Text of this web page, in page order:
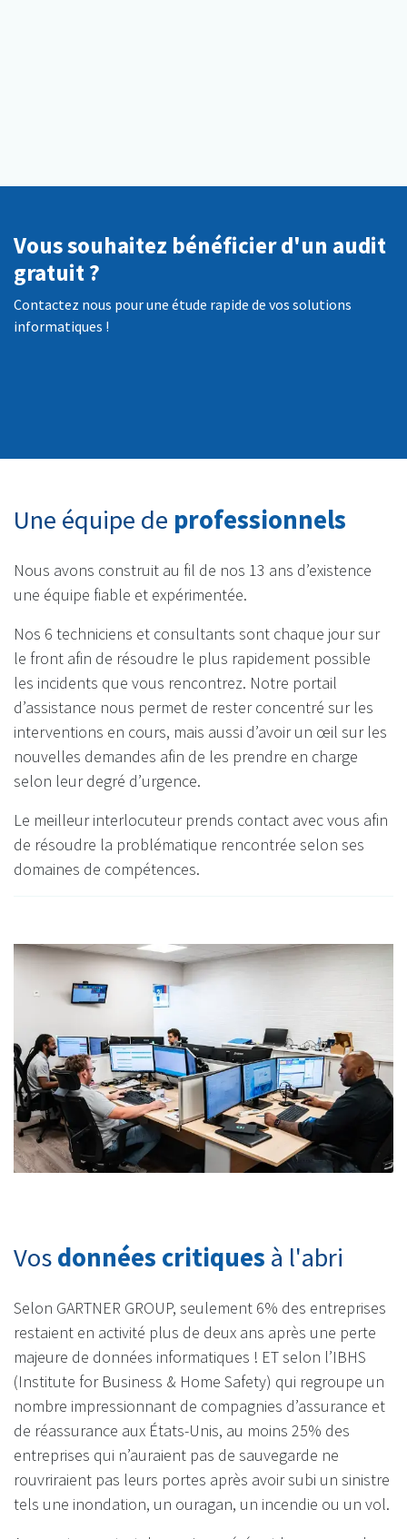
Vous souhaitez bénéficier d'un audit
gratuit ?
Contactez nous pour une étude rapide de vos solutions
informatiques !
Une équipe de professionnels
Nous avons construit au fil de nos 13 ans d’existence
une équipe fiable et expérimentée.
Nos 6 techniciens et consultants sont chaque jour sur
le front afin de résoudre le plus rapidement possible
les incidents que vous rencontrez. Notre portail
d’assistance nous permet de rester concentré sur les
interventions en cours, mais aussi d’avoir un œil sur les
nouvelles demandes afin de les prendre en charge
selon leur degré d’urgence.
Le meilleur interlocuteur prends contact avec vous afin
de résoudre la problématique rencontrée selon ses
domaines de compétences.
Vosdonnées critiques à l'abri
Selon GARTNER GROUP, seulement 6% des entreprises
restaient en activité plus de deux ans après une perte
majeure de données informatiques ! ET selon l’IBHS
(Institute for Business & Home Safety) qui regroupe un
nombre impressionnant de compagnies d’assurance et
de réassurance aux États-Unis, au moins 25% des
entreprises qui n’auraient pas de sauvegarde ne
rouvriraient pas leurs portes après avoir subi un sinistre
tels une inondation, un ouragan, un incendie ou un vol.